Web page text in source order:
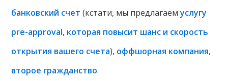
банковский счет (кстати, мы предлагаемуслугу
pre-approval, которая повысит шанс и скорость
открытия вашего счета), оффшорная компания,
второе гражданство.